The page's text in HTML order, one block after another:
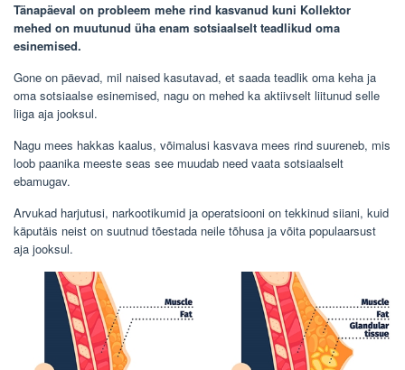
Tänapäeval on probleem mehe rind kasvanud kuni Kollektor
mehed on muutunud üha enam sotsiaalselt teadlikud oma
esinemised.
Gone on päevad, mil naised kasutavad, et saada teadlik oma keha ja
oma sotsiaalse esinemised, nagu on mehed ka aktiivselt liitunud selle
liiga aja jooksul.
Nagu mees hakkas kaalus, võimalusi kasvava mees rind suureneb, mis
loob paanika meeste seas see muudab need vaata sotsiaalselt
ebamugav.
Arvukad harjutusi, narkootikumid ja operatsiooni on tekkinud siiani, kuid
käputäis neist on suutnud tõestada neile tõhusa ja võita populaarsust
aja jooksul.